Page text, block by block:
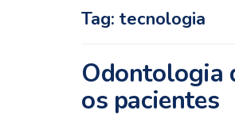
Tag: tecnologia
Odontologia
os pacientes